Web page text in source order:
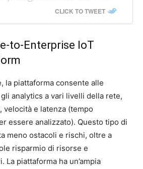
CLICK TO TWEET
to-Enterprise IoT
la piattaforma consente alle
analytics a vari livelli della rete,
velocità e latenza (tempo
essere analizzato). Questo tipo di
meno ostacoli e rischi, oltre a
risparmio di risorse e
piattaforma ha un’ampia